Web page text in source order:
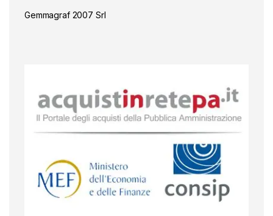
Gemmagraf 2007 Srl